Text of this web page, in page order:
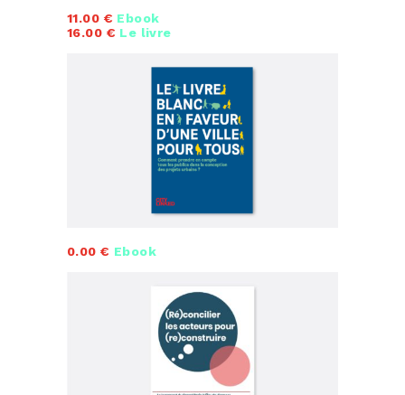
11.00 € Ebook
16.00 € Le livre
0.00 € Ebook